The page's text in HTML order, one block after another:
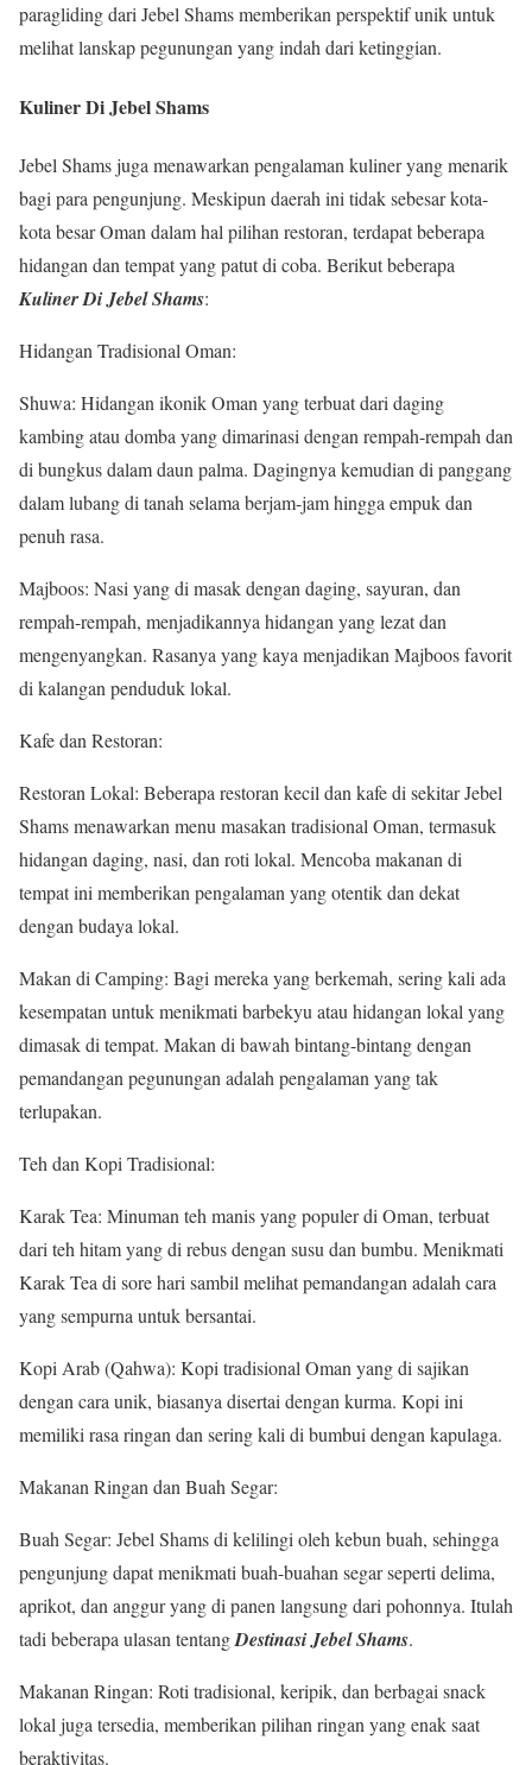
paragliding dari Jebel Shams memberikan perspektif unik untuk
melihat lanskap pegunungan yang indah dari ketinggian.
Kuliner Di Jebel Shams
Jebel Shams juga menawarkan pengalaman kuliner yang menarik
bagi para pengunjung. Meskipun daerah ini tidak sebesar kota-
kota besar Oman dalam hal pilihan restoran, terdapat beberapa
hidangan dan tempat yang patut di coba. Berikut beberapa
Kuliner Di Jebel Shams:
Hidangan Tradisional Oman:
Shuwa: Hidangan ikonik Oman yang terbuat dari daging
kambing atau domba yang dimarinasi dengan rempah-rempah dan
di bungkus dalam daun palma. Dagingnya kemudian di panggang
dalam lubang di tanah selama berjam-jam hingga empuk dan
penuh rasa.
Majboos: Nasi yang di masak dengan daging, sayuran, dan
rempah-rempah, menjadikannya hidangan yang lezat dan
mengenyangkan. Rasanya yang kaya menjadikan Majboos favorit
di kalangan penduduk lokal.
Kafe dan Restoran:
Restoran Lokal: Beberapa restoran kecil dan kafe di sekitar Jebel
Shams menawarkan menu masakan tradisional Oman, termasuk
hidangan daging, nasi, dan roti lokal. Mencoba makanan di
tempat ini memberikan pengalaman yang otentik dan dekat
dengan budaya lokal.
Makan di Camping: Bagi mereka yang berkemah, sering kali ada
kesempatan untuk menikmati barbekyu atau hidangan lokal yang
dimasak di tempat. Makan di bawah bintang-bintang dengan
pemandangan pegunungan adalah pengalaman yang tak
terlupakan.
Teh dan Kopi Tradisional:
Karak Tea: Minuman teh manis yang populer di Oman, terbuat
dari teh hitam yang di rebus dengan susu dan bumbu. Menikmati
Karak Tea di sore hari sambil melihat pemandangan adalah cara
yang sempurna untuk bersantai.
Kopi Arab (Qahwa): Kopi tradisional Oman yang di sajikan
dengan cara unik, biasanya disertai dengan kurma. Kopi ini
memiliki rasa ringan dan sering kali di bumbui dengan kapulaga.
Makanan Ringan dan Buah Segar:
Buah Segar: Jebel Shams di kelilingi oleh kebun buah, sehingga
pengunjung dapat menikmati buah-buahan segar seperti delima,
aprikot, dan anggur yang di panen langsung dari pohonnya. Itulah
tadi beberapa ulasan tentangDestinasiJebel Shams.
Makanan Ringan: Roti tradisional, keripik, dan berbagai snack
lokal juga tersedia, memberikan pilihan ringan yang enak saat
beraktivitas.